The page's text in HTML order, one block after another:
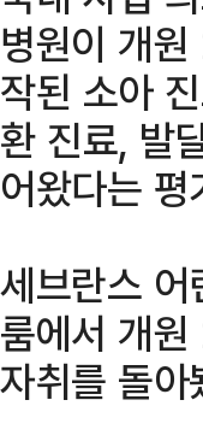
병원이 개
작된 소아
환 진료, 발
어왔다는
세브란스
룸에서 개
자취를 돌아